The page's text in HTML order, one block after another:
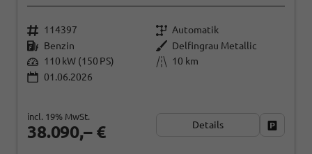
114397
Automatik
Benzin
Delfingrau Metallic
110 kW (150 PS)
10 km
01.06.2026
38.090,– €
incl. 19% MwSt.
Details